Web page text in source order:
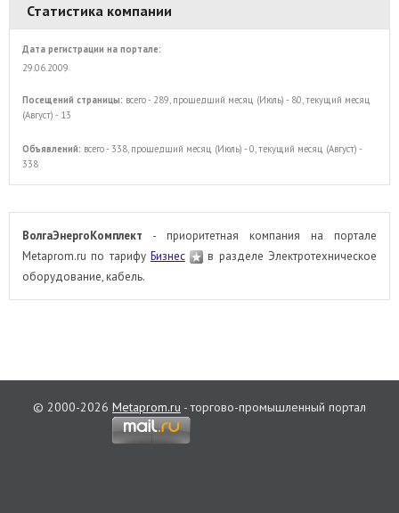
Статистика компании
Дата регистрации на портале:
29.06.2009
Посещений страницы: всего - 289, прошедший месяц (Июль) - 80, текущий месяц
(Август) - 13
Объявлений: всего - 338, прошедший месяц (Июль) - 0, текущий месяц (Август) -
338
ВолгаЭнергоКомплект - приоритетная компания на портале
Metaprom.ru по тарифу Бизнес
в разделе Электротехническое
оборудование, кабель.
© 2000-2026 Metaprom.ru - торгово-промышленный портал